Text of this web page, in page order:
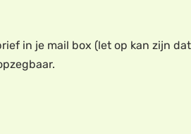
in je mail box (let op kan zijn